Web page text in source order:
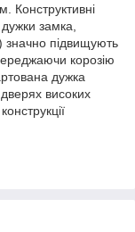
Конструктивні
замка,
значно підвищують
корозію
дужка
високих